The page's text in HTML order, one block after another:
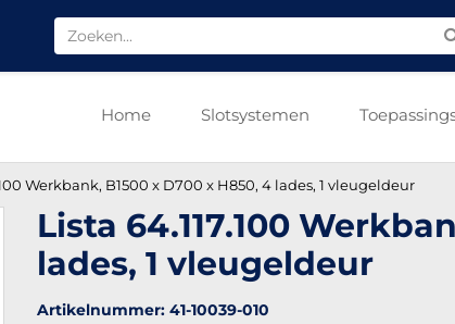
Home Slotsystemen
Werkbank, B1500 x D700 x H850, 4 lades, 1 vleugeldeur
Lista 64.117.100
lades, 1 vleugeldeur
Artikelnummer: 41-10039-010